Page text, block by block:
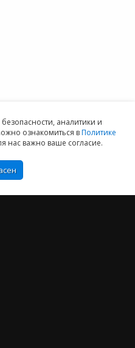
аналитики и
ознакомиться вПолитике
нас важно ваше согласие.